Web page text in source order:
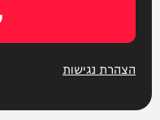
הצהרת נגישות